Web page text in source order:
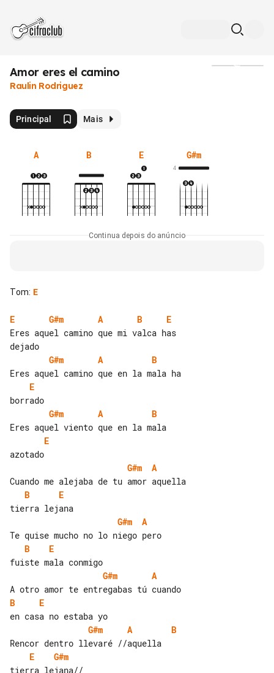
Amor eres el camino
Raulin Rodriguez
Principal Mais
A B E G#m
4
Continua depois do anúncio
Tom: E
E G#m A B
E
Eres aquel camino que mi valca has
G#m
A
B
E
G#m
A
B
E
G#m
A
B
E
G#m
A
B
E
G#m
A
B
E
G#m
A
B
E
G#m